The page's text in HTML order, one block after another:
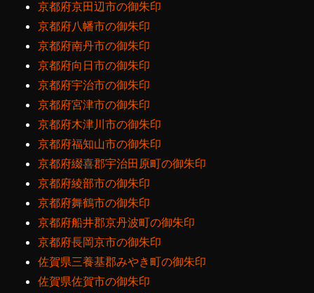
京都府京田辺市の御朱印
京都府八幡市の御朱印
京都府南丹市の御朱印
京都府向日市の御朱印
京都府宇治市の御朱印
京都府宮津市の御朱印
京都府木津川市の御朱印
京都府福知山市の御朱印
京都府綴喜郡宇治田原町の御朱印
京都府綾部市の御朱印
京都府舞鶴市の御朱印
京都府船井郡京丹波町の御朱印
京都府長岡京市の御朱印
佐賀県三養基郡みやき町の御朱印
佐賀県佐賀市の御朱印